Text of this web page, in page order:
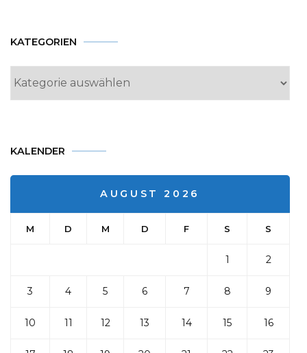
KATEGORIEN
KALENDER
AUGUST 2026
M D M D F S S
1 2
3 4 5 6 7 8 9
10 11 12 13 14 15 16